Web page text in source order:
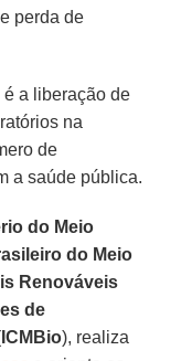
e perda de
é a liberação de
na
de
a saúde pública.
do Meio
do Meio
Renováveis
de
ICMBio), realiza